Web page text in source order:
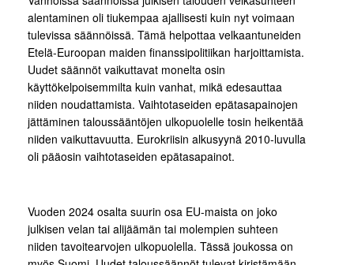
alentaminen oli tiukempaa ajallisesti kuin nyt voimaan
tulevissa säännöissä. Tämä helpottaa velkaantuneiden
Etelä-Euroopan maiden finanssipolitiikan harjoittamista.
Uudet säännöt vaikuttavat monelta osin
käyttökelpoisemmilta kuin vanhat, mikä edesauttaa
niiden noudattamista. Vaihtotaseiden epätasapainojen
jättäminen taloussääntöjen ulkopuolelle tosin heikentää
niiden vaikuttavuutta. Eurokriisin alkusyynä 2010-luvulla
oli pääosin vaihtotaseiden epätasapainot.
Vuoden 2024 osalta suurin osa EU-maista on joko
julkisen velan tai alijäämän tai molempien suhteen
niiden tavoitearvojen ulkopuolella. Tässä joukossa on